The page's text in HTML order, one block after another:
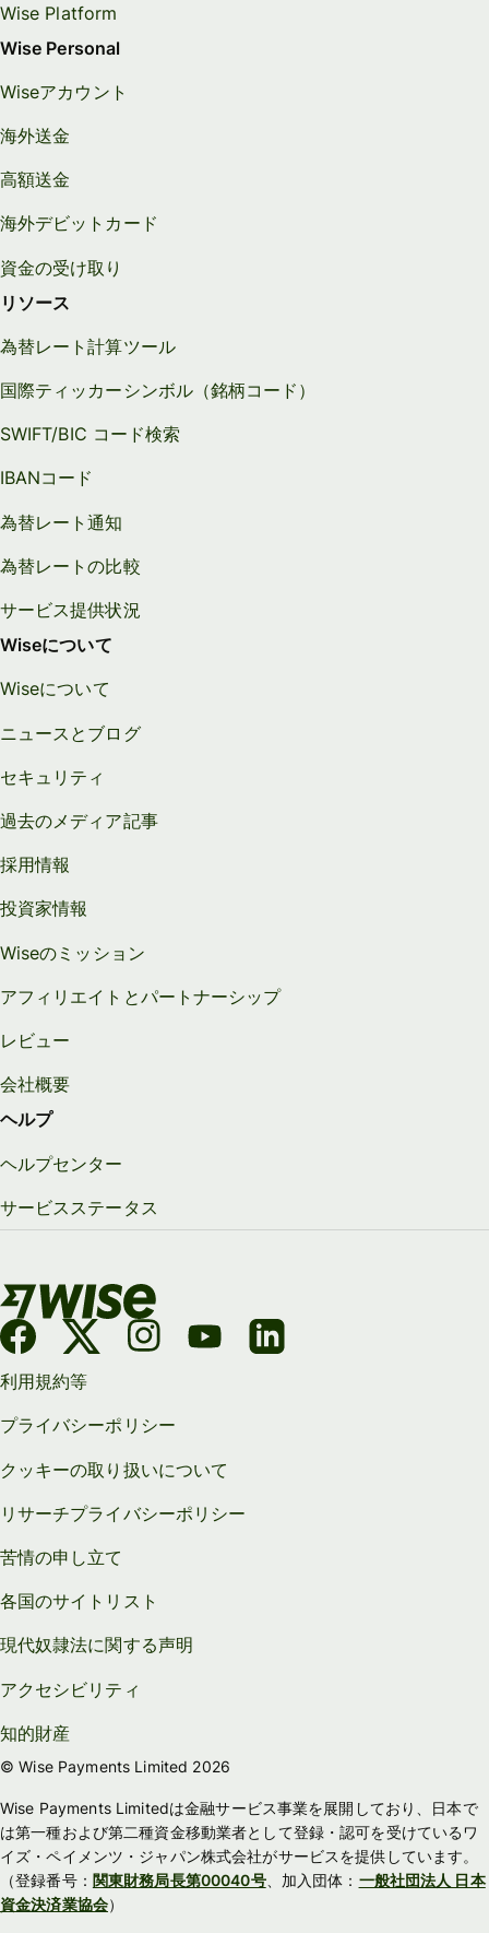
Wise Platform
Wise Personal
Wiseアカウント
海外送金
高額送金
海外デビットカード
資金の受け取り
リソース
為替レート計算ツール
国際ティッカーシンボル（銘柄コード）
SWIFT/BIC コード検索
IBANコード
為替レート通知
為替レートの比較
サービス提供状況
Wiseについて
Wiseについて
ニュースとブログ
セキュリティ
過去のメディア記事
採用情報
投資家情報
Wiseのミッション
アフィリエイトとパートナーシップ
レビュー
会社概要
ヘルプ
ヘルプセンター
サービスステータス
利用規約等
プライバシーポリシー
クッキーの取り扱いについて
リサーチプライバシーポリシー
苦情の申し立て
各国のサイトリスト
現代奴隷法に関する声明
アクセシビリティ
知的財産
© Wise Payments Limited 2026
Wise Payments Limitedは金融サービス事業を展開しており、日本で
は第一種および第二種資金移動業者として登録・認可を受けているワ
イズ・ペイメンツ・ジャパン株式会社がサービスを提供しています。
（登録番号： 関東財務局長第00040号、加入団体： 一般社団法人 日本
資金決済業協会）